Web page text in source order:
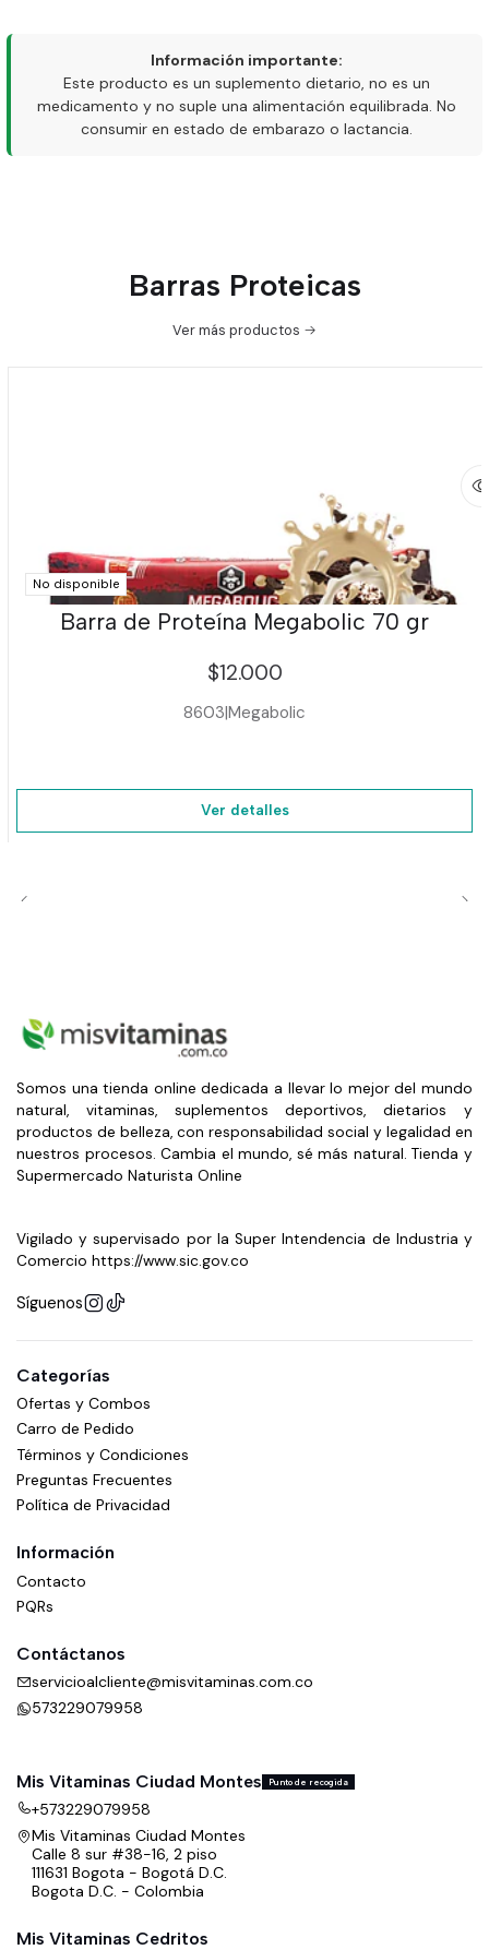
Información importante:
Este producto es un suplemento dietario, no es un
medicamento y no suple una alimentación equilibrada. No
consumir en estado de embarazo o lactancia.
Barras Proteicas
Ver más productos
No disponible
Barra de Proteína Megabolic 70 gr
$12.000
8603|Megabolic
Ver detalles
Somos una tienda online dedicada a llevar lo mejor del mundo
natural, vitaminas, suplementos deportivos, dietarios y
productos de belleza, con responsabilidad social y legalidad en
nuestros procesos. Cambia el mundo, sé más natural. Tienda y
Supermercado Naturista Online
Vigilado y supervisado por la Super Intendencia de Industria y
Comercio https://www.sic.gov.co
Síguenos
Categorías
Ofertas y Combos
Carro de Pedido
Términos y Condiciones
Preguntas Frecuentes
Política de Privacidad
Información
Contacto
PQRs
Contáctanos
servicioalcliente@misvitaminas.com.co
573229079958
Mis Vitaminas Ciudad Montes Punto de recogida
+573229079958
Mis Vitaminas Ciudad Montes
Calle 8 sur #38-16, 2 piso
111631 Bogota - Bogotá D.C.
Bogota D.C. - Colombia
Mis Vitaminas Cedritos